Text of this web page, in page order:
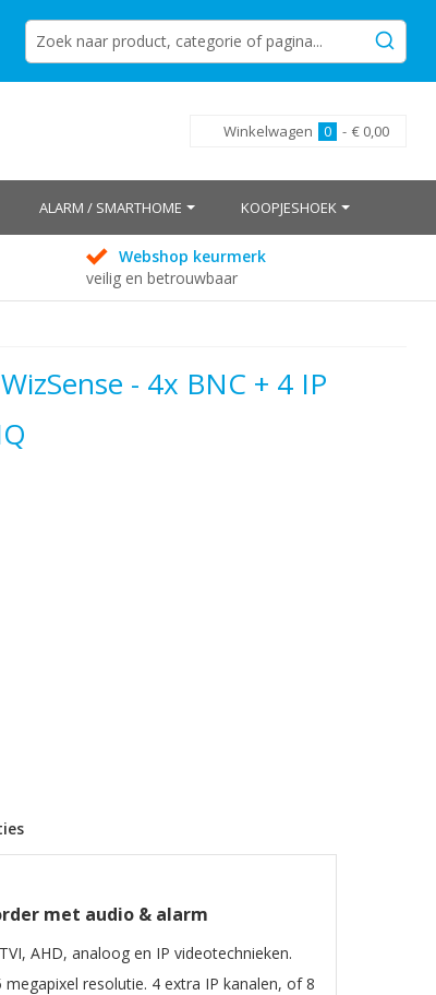
Winkelwagen 0 - € 0,00
ALARM / SMARTHOME KOOPJESHOEK
Webshop keurmerk
veilig en betrouwbaar
- 4x BNC + 4 IP
met audio & alarm
AHD, analoog en IP videotechnieken.
resolutie. 4 extra IP kanalen, of 8